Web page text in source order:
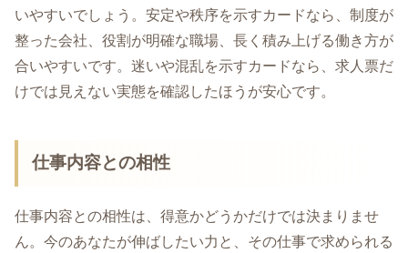
いやすいでしょう。安定や秩序を示すカードなら、制度が
整った会社、役割が明確な職場、長く積み上げる働き方が
合いやすいです。迷いや混乱を示すカードなら、求人票だ
けでは見えない実態を確認したほうが安心です。
仕事内容との相性
仕事内容との相性は、得意かどうかだけでは決まりませ
ん。今のあなたが伸ばしたい力と、その仕事で求められる